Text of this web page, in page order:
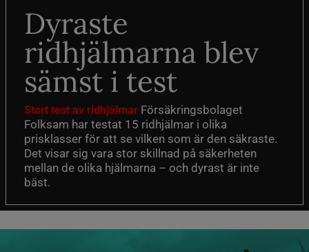
Dyraste
ridhjälmarna blev
sämst i test
Stort test av ridhjälmar Försäkringsbolaget
Folksam har testat 15 ridhjälmar i olika
prisklasser för att se vilken som är den säkraste.
Det visar sig vara stor skillnad på säkerheten
mellan de olika hjälmarna – och dyrast är inte
bäst.